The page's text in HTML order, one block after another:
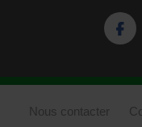
Nous contacter